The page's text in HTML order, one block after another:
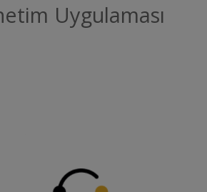
Uygulaması